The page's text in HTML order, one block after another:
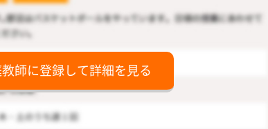
教師に登録して詳細を見る